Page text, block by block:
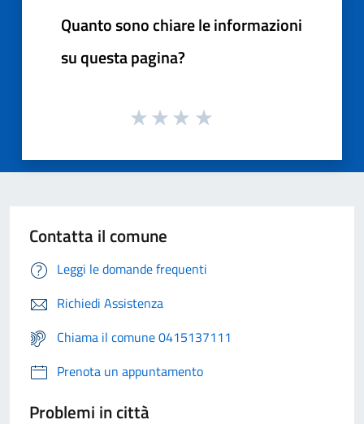
Quanto sono chiare le informazioni
su questa pagina?
Contatta il comune
Leggi le domande frequenti
Richiedi Assistenza
Chiama il comune 0415137111
Prenota un appuntamento
Problemi in città